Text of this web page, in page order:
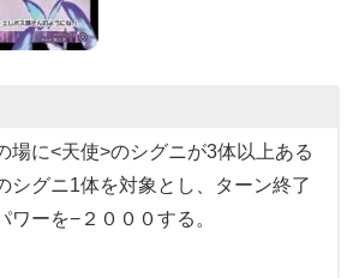
場に<天使>のシグニが3体以上ある
シグニ1体を対象とし、ターン終了
ワーを−２０００する。